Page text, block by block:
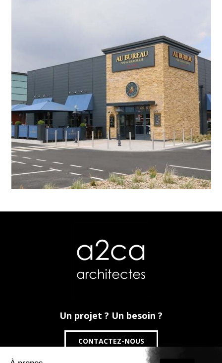
Un projet ? Un besoin ?
CONTACTEZ-NOUS